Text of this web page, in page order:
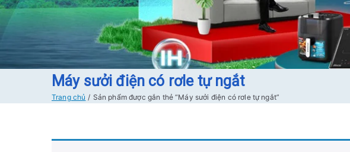
Máy sưởi điện có rơle tự ngắt
Trang chủ Sản phẩm được gắn thẻ “Máy sưởi điện có rơle tự ngắt”